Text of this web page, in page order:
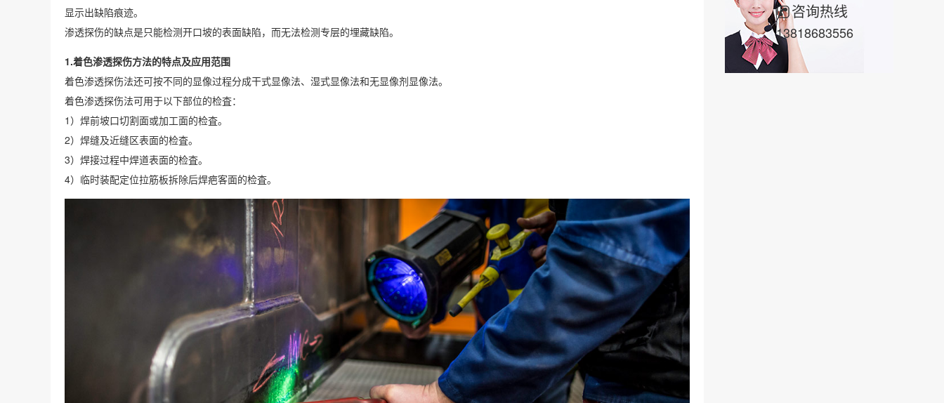
咨询热线
13818683556
显示出缺陷痕迹。
渗透探伤的缺点是只能检测开口坡的表面缺陷，而无法检测专层的埋藏缺陷。
1.着色渗透探伤方法的特点及应用范围
着色渗透探伤法还可按不同的显像过程分成干式显像法、湿式显像法和无显像剂显像法。
着色渗透探伤法可用于以下部位的检査：
1）焊前坡口切割面或加工面的检査。
2）焊缝及近缝区表面的检査。
3）焊接过程中焊道表面的检査。
4）临时装配定位拉筋板拆除后焊疤客面的检査。